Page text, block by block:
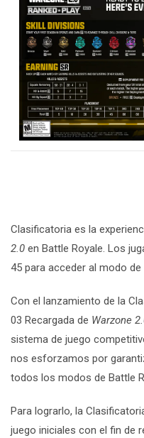
Clasificatoria es la
2.0 en Battle Royale. Los
45 para acceder al modo
Con el lanzamiento de la
03 Recargada de Warzone
sistema de juego
nos esforzamos por
todos los modos de Battle
Para lograrlo, la
juego iniciales con el fin de